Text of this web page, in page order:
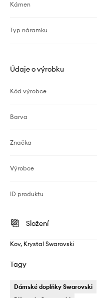
Kámen
Typ náramku
Údaje o výrobku
Kód výrobce
Barva
Značka
Výrobce
ID produktu
Složení
Kov, Krystal Swarovski
Tagy
Dámské doplňky Swarovski